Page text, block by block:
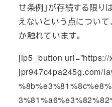
せ条例」が存続する限り
えないという点について
か触れています。
[ip5_button url=”https://
jpr947c4pa245g.com/